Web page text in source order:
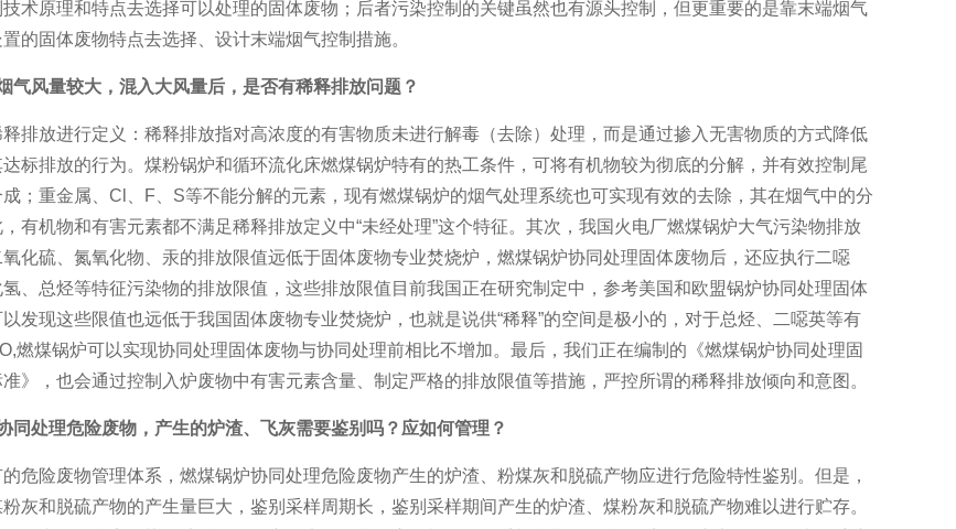
术原理和特点去选择可以处理的固体废物；后者污染控制的关键虽然也有源头控制，但更重要的是靠末端烟气
的固体废物特点去选择、设计末端烟气控制措施。
气风量较大，混入大风量后，是否有稀释排放问题？
排放进行定义：稀释排放指对高浓度的有害物质未进行解毒（去除）处理，而是通过掺入无害物质的方式降低
标排放的行为。煤粉锅炉和循环流化床燃煤锅炉特有的热工条件，可将有机物较为彻底的分解，并有效控制尾
；重金属、Cl、F、S等不能分解的元素，现有燃煤锅炉的烟气处理系统也可实现有效的去除，其在烟气中的分
有机物和有害元素都不满足稀释排放定义中“未经处理”这个特征。其次，我国火电厂燃煤锅炉大气污染物排放
化硫、氮氧化物、汞的排放限值远低于固体废物专业焚烧炉，燃煤锅炉协同处理固体废物后，还应执行二噁
、总烃等特征污染物的排放限值，这些排放限值目前我国正在研究制定中，参考美国和欧盟锅炉协同处理固体
发现这些限值也远低于我国固体废物专业焚烧炉，也就是说供“稀释”的空间是极小的，对于总烃、二噁英等有
燃煤锅炉可以实现协同处理固体废物与协同处理前相比不增加。最后，我们正在编制的《燃煤锅炉协同处理固
》，也会通过控制入炉废物中有害元素含量、制定严格的排放限值等措施，严控所谓的稀释排放倾向和意图。
同处理危险废物，产生的炉渣、飞灰需要鉴别吗？应如何管理？
危险废物管理体系，燃煤锅炉协同处理危险废物产生的炉渣、粉煤灰和脱硫产物应进行危险特性鉴别。但是，
灰和脱硫产物的产生量巨大，鉴别采样周期长，鉴别采样期间产生的炉渣、煤粉灰和脱硫产物难以进行贮存。